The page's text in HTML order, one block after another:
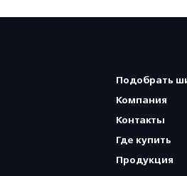
Подобрать
Компания
Контакты
Где купить
Продукция